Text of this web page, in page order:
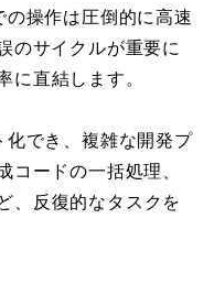
操作は圧倒的に高速
のサイクルが重要に
に直結します。
でき、複雑な開発プ
コードの一括処理、
、反復的なタスクを